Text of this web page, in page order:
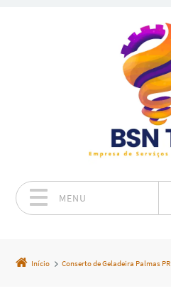
MENU
Início Conserto de Geladeira Palmas PR